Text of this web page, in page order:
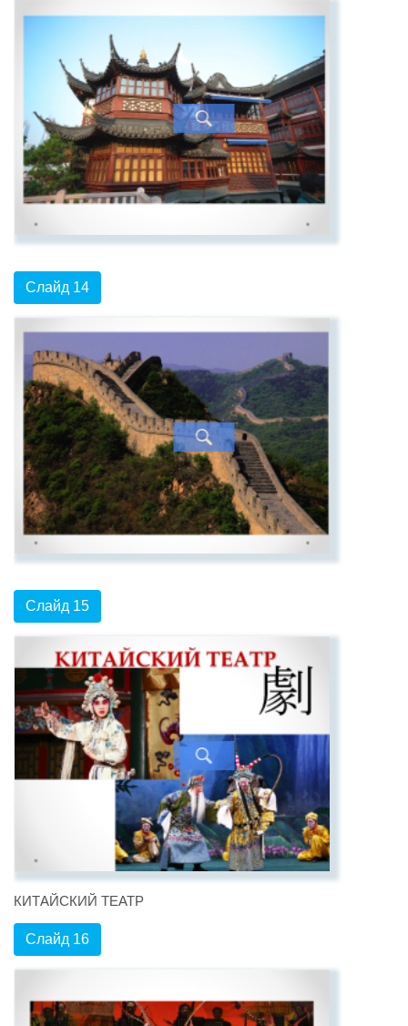
Слайд 14
Слайд 15
КИТАЙСКИЙ ТЕАТР
Слайд 16